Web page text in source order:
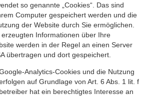
so genannte „Cookies“. Das sind
Computer gespeichert werden und die
der Website durch Sie ermöglichen.
Informationen über Ihre
werden in der Regel an einen Server
übertragen und dort gespeichert.
Analytics-Cookies und die Nutzung
auf Grundlage von Art. 6 Abs. 1 lit. f
hat ein berechtigtes Interesse an